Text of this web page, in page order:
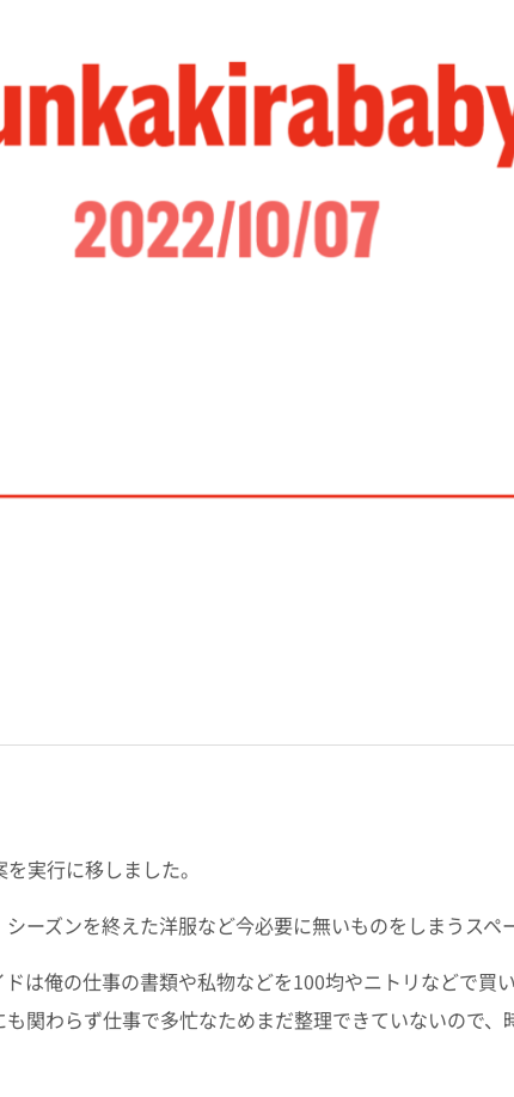
実行に移しました。
ーズンを終えた洋服など今必要に無いものをしまうスペ
は俺の仕事の書類や私物などを100均やニトリなどで
関わらず仕事で多忙なためまだ整理できていないので